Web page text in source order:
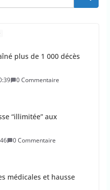
plus de 1 000 décès
0 Commentaire
“illimitée” aux
0 Commentaire
médicales et hausse